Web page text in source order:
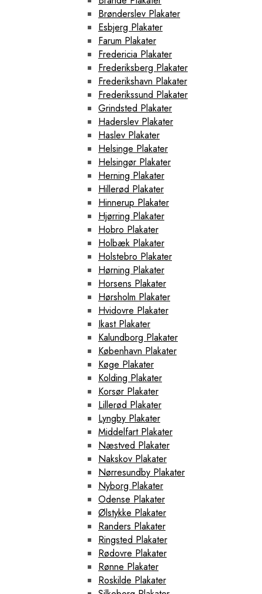
Brønderslev Plakater
Esbjerg Plakater
Farum Plakater
Fredericia Plakater
Frederiksberg Plakater
Frederikshavn Plakater
Frederikssund Plakater
Grindsted Plakater
Haderslev Plakater
Haslev Plakater
Helsinge Plakater
Helsingør Plakater
Herning Plakater
Hillerød Plakater
Hinnerup Plakater
Hjørring Plakater
Hobro Plakater
Holbæk Plakater
Holstebro Plakater
Hørning Plakater
Horsens Plakater
Hørsholm Plakater
Hvidovre Plakater
Ikast Plakater
Kalundborg Plakater
København Plakater
Køge Plakater
Kolding Plakater
Korsør Plakater
Lillerød Plakater
Lyngby Plakater
Middelfart Plakater
Næstved Plakater
Nakskov Plakater
Nørresundby Plakater
Nyborg Plakater
Odense Plakater
Ølstykke Plakater
Randers Plakater
Ringsted Plakater
Rødovre Plakater
Rønne Plakater
Roskilde Plakater